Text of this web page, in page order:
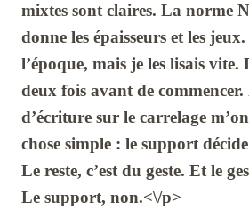
mixtes sont claires. La norme
donne les épaisseurs et les
l’époque, mais je les lisais vite.
deux fois avant de commencer.
d’écriture sur le carrelage
chose simple : le support décide
Le reste, c’est du geste. Et le
Le support, non.<\/p>